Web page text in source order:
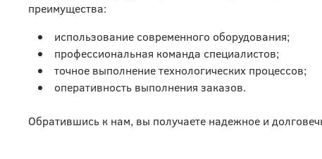
преимущества:
использование современного оборудования;
профессиональная команда специалистов;
точное выполнение технологических процессов;
оперативность выполнения заказов.
Обратившись к нам, вы получаете надежное и